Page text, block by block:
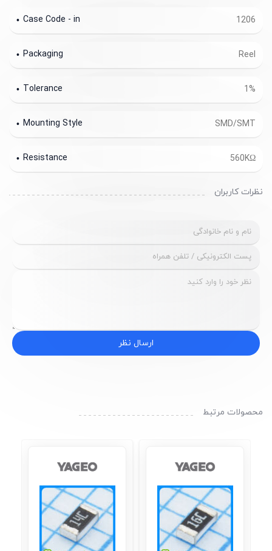
1206
Case Code - in
Reel
Packaging
1%
Tolerance
SMD/SMT
Mounting Style
560KΩ
Resistance
نظرات کاربران
ارسال نظر
محصولات مرتبط